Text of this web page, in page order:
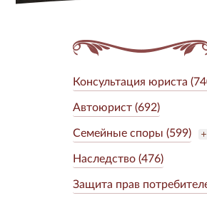
Консультация юриста
Автоюрист (692)
Семейные споры (599)
Наследство (476)
Защита прав